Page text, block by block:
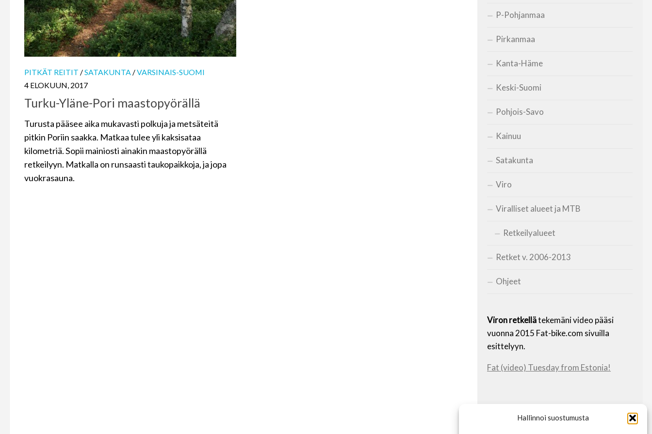
Hallinnoi suostumusta
PITKÄT REITIT /SATAKUNTA /VARSINAIS-SUOMI
4 ELOKUUN, 2017
Turku-Yläne-Pori maastopyörällä
Turusta pääsee aika mukavasti polkuja ja metsäteitä
pitkin Poriin saakka. Matkaa tulee yli kaksisataa
kilometriä. Sopii mainiosti ainakin maastopyörällä
retkeilyyn. Matkalla on runsaasti taukopaikkoja, ja jopa
vuokrasauna.
P-Pohjanmaa
Pirkanmaa
Kanta-Häme
Keski-Suomi
Pohjois-Savo
Kainuu
Satakunta
Viro
Viralliset alueet ja MTB
Retkeilyalueet
Retket v. 2006-2013
Ohjeet
Viron retkellätekemäni video pääsi
vuonna 2015 Fat-bike.com sivuilla
esittelyyn.
Fat (video) Tuesday from Estonia!